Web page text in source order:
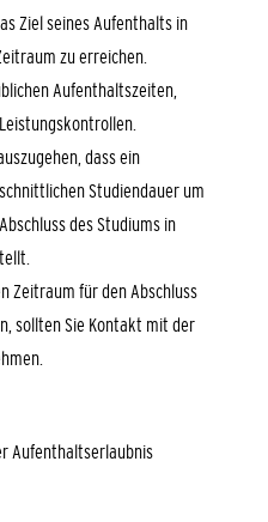
Ziel seines Aufenthalts in
zu erreichen.
Aufenthaltszeiten,
dass ein
Studiendauer um
des Studiums in
Zeitraum für den Abschluss
sollten Sie Kontakt mit der
Aufenthaltserlaubnis